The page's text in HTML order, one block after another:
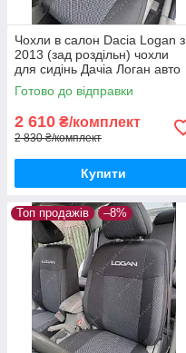
Чохли в салон Dacia Logan з
2013 (зад роздільн) чохли
для сидінь Дачіа Логан авто
чохли Dacia Logan
Готово до відправки
2 610 ₴/комплект
2 830 ₴/комплект
Купити
Топ продажів –8%